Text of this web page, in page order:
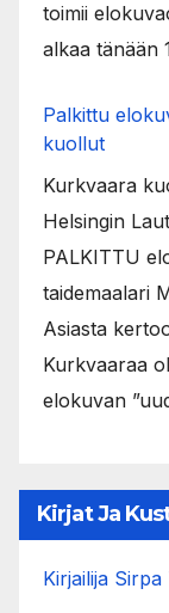
toimii
alkaa tänään
Palkittu
kuollut
Kurkvaara
Helsingin
PALKITTU
taidemaalari
Asiasta
Kurkvaaraa
elokuvan
Kirjat Ja
Kirjailija